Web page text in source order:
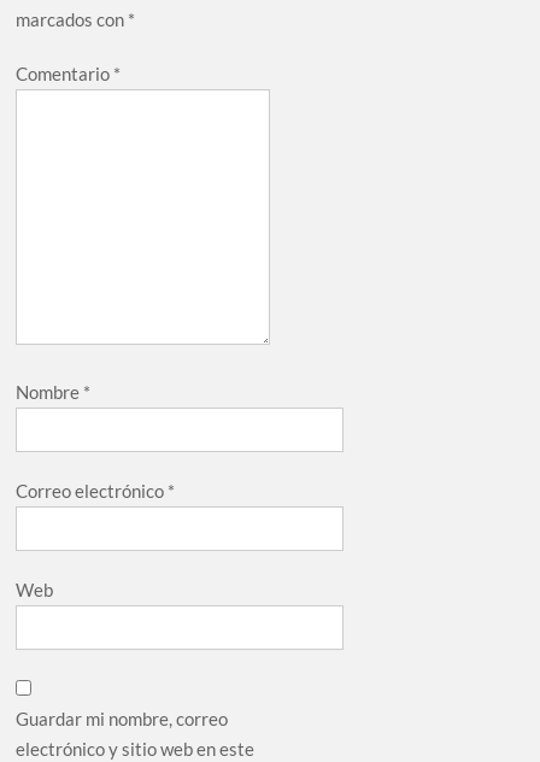
marcados con *
Comentario *
Nombre *
Correo electrónico *
Web
Guardar mi nombre, correo
electrónico y sitio web en este